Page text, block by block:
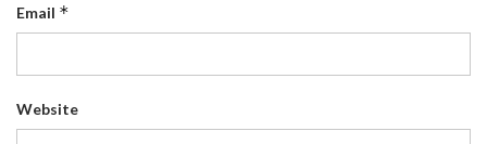
Email *
Website